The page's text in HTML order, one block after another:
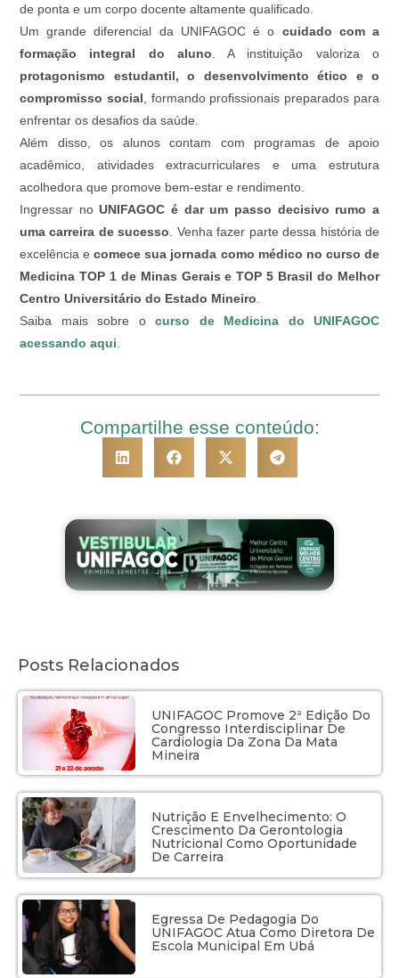
de ponta e um corpo docente altamente qualificado.
Um grande diferencial da UNIFAGOC é o cuidado com a
formação integral do aluno. A instituição valoriza o
protagonismo estudantil, o desenvolvimento ético e o
compromisso social, formando profissionais preparados para
enfrentar os desafios da saúde.
Além disso, os alunos contam com programas de apoio
acadêmico, atividades extracurriculares e uma estrutura
acolhedora que promove bem-estar e rendimento.
Ingressar noUNIFAGOC é dar um passo decisivo rumo a
uma carreira de sucesso. Venha fazer parte dessa história de
excelência ecomece sua jornada como médico no curso de
Medicina TOP 1 de Minas Gerais e TOP 5 Brasil do Melhor
Centro Universitário do Estado Mineiro.
Saiba mais sobre o curso de Medicina do UNIFAGOC
acessando aqui.
Compartilhe esse conteúdo:
Posts Relacionados
UNIFAGOC Promove 2ª Edição Do
Congresso Interdisciplinar De
Cardiologia Da Zona Da Mata
Mineira
Nutrição E Envelhecimento: O
Crescimento Da Gerontologia
Nutricional Como Oportunidade
De Carreira
Egressa De Pedagogia Do
UNIFAGOC Atua Como Diretora De
Escola Municipal Em Ubá